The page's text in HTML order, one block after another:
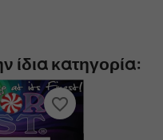
ίδια κατηγορία:
favorite_border